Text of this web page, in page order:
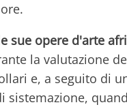
sue opere d'arte
la valutazione
e, a seguito di